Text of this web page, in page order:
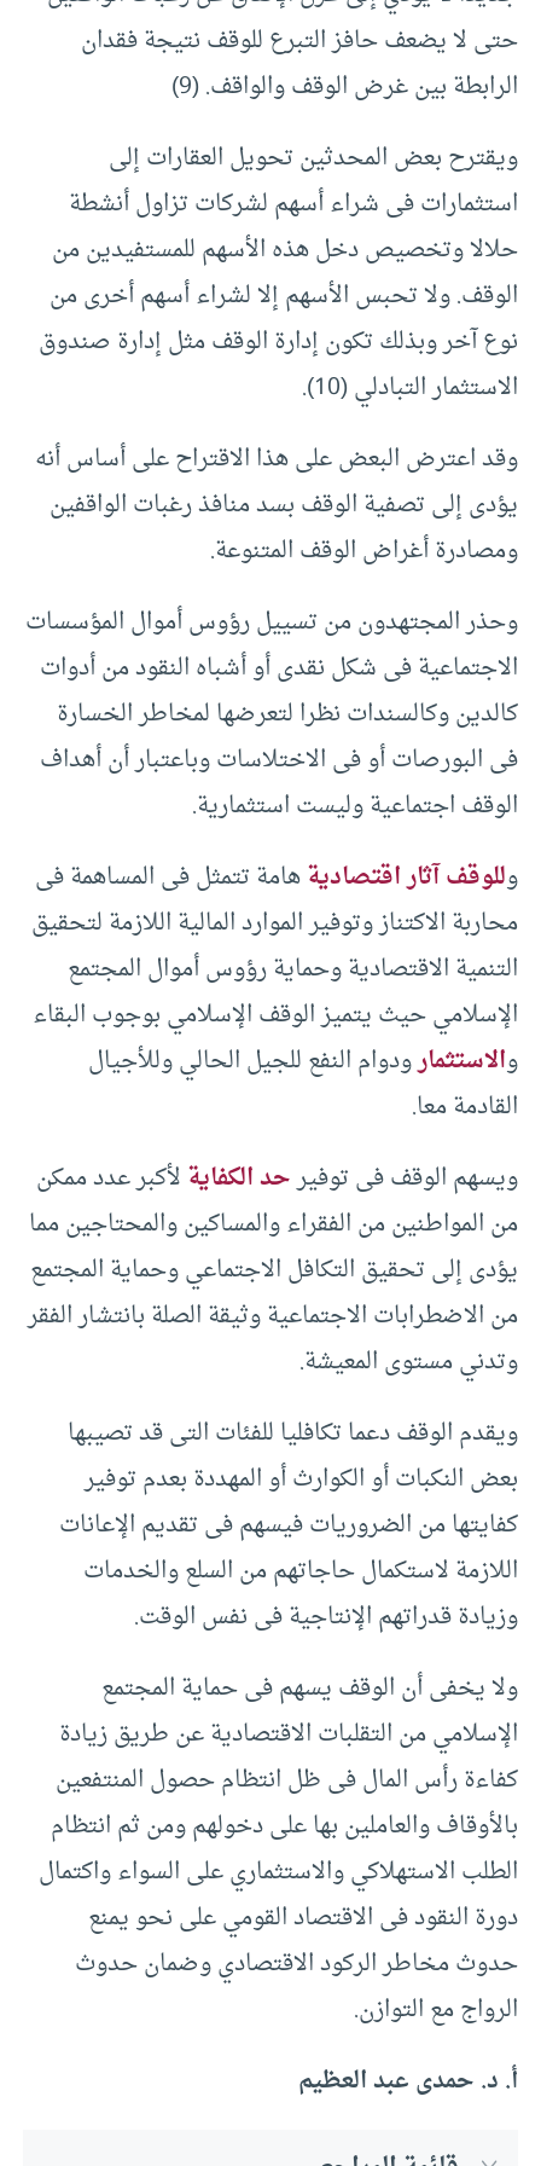
حتى لا يضعف حافز التبرع للوقف نتيجة فقدان
الرابطة بين غرض الوقف والواقف. (9)
ويقترح بعض المحدثين تحويل العقارات إلى
استثمارات فى شراء أسهم لشركات تزاول أنشطة
حلالا وتخصيص دخل هذه الأسهم للمستفيدين من
الوقف. ولا تحبس الأسهم إلا لشراء أسهم أخرى من
نوع آخر وبذلك تكون إدارة الوقف مثل إدارة صندوق
الاستثمار التبادلي (10).
وقد اعترض البعض على هذا الاقتراح على أساس أنه
يؤدى إلى تصفية الوقف بسد منافذ رغبات الواقفين
ومصادرة أغراض الوقف المتنوعة.
وحذر المجتهدون من تسييل رؤوس أموال المؤسسات
الاجتماعية فى شكل نقدى أو أشباه النقود من أدوات
كالدين وكالسندات نظرا لتعرضها لمخاطر الخسارة
فى البورصات أو فى الاختلاسات وباعتبار أن أهداف
الوقف اجتماعية وليست استثمارية.
وللوقف آثار اقتصاديةهامة تتمثل فى المساهمة فى
محاربة الاكتناز وتوفير الموارد المالية اللازمة لتحقيق
التنمية الاقتصادية وحماية رؤوس أموال المجتمع
الإسلامي حيث يتميز الوقف الإسلامي بوجوب البقاء
والاستثمارودوام النفع للجيل الحالي وللأجيال
القادمة معا.
ويسهم الوقف فى توفيرحد الكفايةلأكبر عدد ممكن
من المواطنين من الفقراء والمساكين والمحتاجين مما
يؤدى إلى تحقيق التكافل الاجتماعي وحماية المجتمع
من الاضطرابات الاجتماعية وثيقة الصلة بانتشار الفقر
وتدني مستوى المعيشة.
ويقدم الوقف دعما تكافليا للفئات التى قد تصيبها
بعض النكبات أو الكوارث أو المهددة بعدم توفير
كفايتها من الضروريات فيسهم فى تقديم الإعانات
اللازمة لاستكمال حاجاتهم من السلع والخدمات
وزيادة قدراتهم الإنتاجية فى نفس الوقت.
ولا يخفى أن الوقف يسهم فى حماية المجتمع
الإسلامي من التقلبات الاقتصادية عن طريق زيادة
كفاءة رأس المال فى ظل انتظام حصول المنتفعين
بالأوقاف والعاملين بها على دخولهم ومن ثم انتظام
الطلب الاستهلاكي والاستثماري على السواء واكتمال
دورة النقود فى الاقتصاد القومي على نحو يمنع
حدوث مخاطر الركود الاقتصادي وضمان حدوث
الرواج مع التوازن.
أ. د. حمدى عبد العظيم